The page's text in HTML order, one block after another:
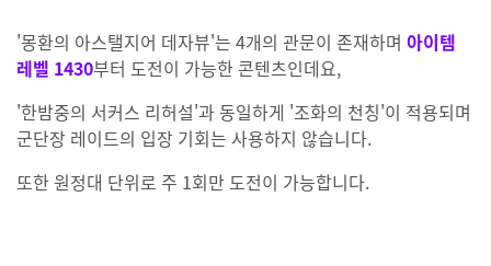
'몽환의 아스탤지어 데자뷰'는 4개의 관문이 존재하며 아이템
레벨 1430부터 도전이 가능한 콘텐츠인데요,
'한밤중의 서커스 리허설'과 동일하게 '조화의 천칭'이 적용되며
군단장 레이드의 입장 기회는 사용하지 않습니다.
또한 원정대 단위로 주 1회만 도전이 가능합니다.